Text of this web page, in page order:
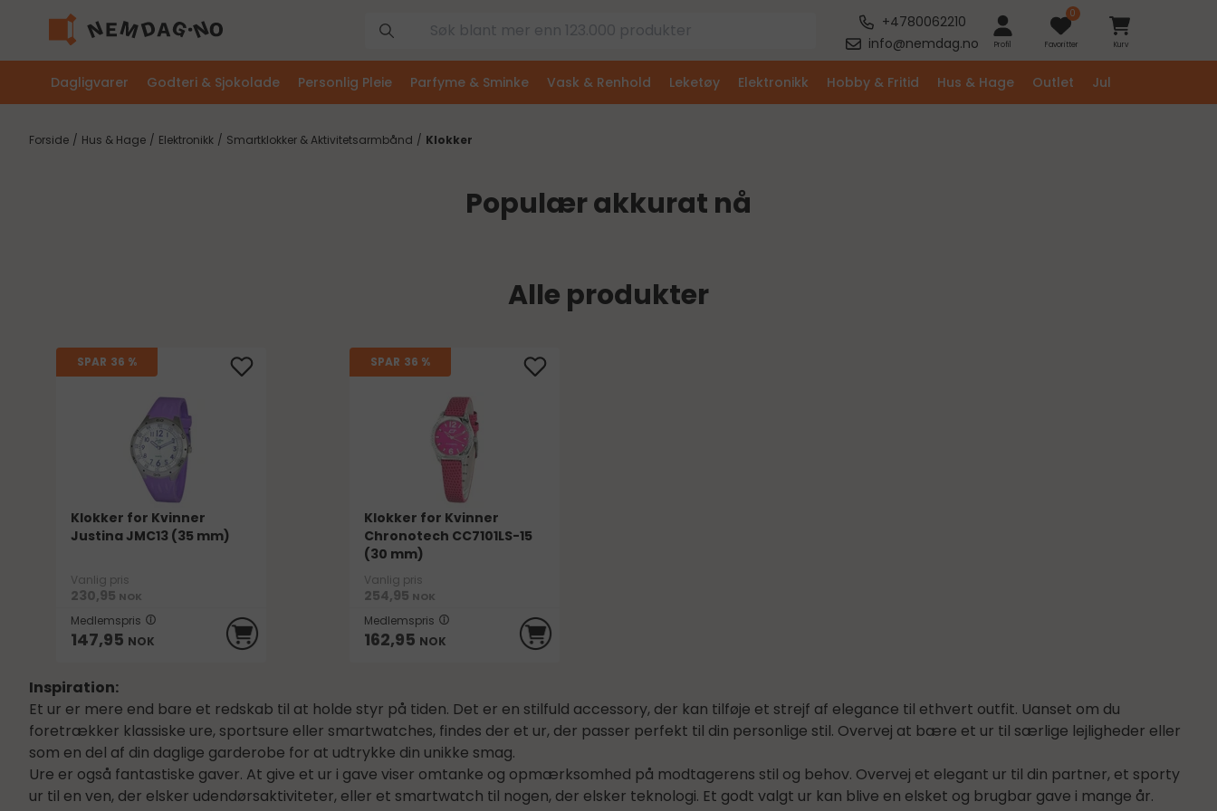
+4780062210
info@nemdag.no
Profil
0
Favoritter Kurv
Dagligvarer Godteri & Sjokolade Personlig Pleie Parfyme & Sminke Vask & Renhold Leketøy Elektronikk Hobby & Fritid Hus & Hage Outlet Jul
Forside / Hus & Hage / Elektronikk / Smartklokker & Aktivitetsarmbånd / Klokker
Populær akkurat nå
Alle produkter
SPAR 36 %
Klokker for Kvinner
Justina JMC13 (35 mm)
Vanlig pris
230,95 NOK
Medlemspris
147,95 NOK
SPAR 36 %
Klokker for Kvinner
Chronotech CC7101LS-15
(30 mm)
Vanlig pris
254,95 NOK
Medlemspris
162,95 NOK
Inspiration:
Et ur er mere end bare et redskab til at holde styr på tiden. Det er en stilfuld accessory, der kan tilføje et strejf af elegance til ethvert outfit. Uanset om du
foretrækker klassiske ure, sportsure eller smartwatches, findes der et ur, der passer perfekt til din personlige stil. Overvej at bære et ur til særlige lejligheder eller
som en del af din daglige garderobe for at udtrykke din unikke smag.
Ure er også fantastiske gaver. At give et ur i gave viser omtanke og opmærksomhed på modtagerens stil og behov. Overvej et elegant ur til din partner, et sporty
ur til en ven, der elsker udendørsaktiviteter, eller et smartwatch til nogen, der elsker teknologi. Et godt valgt ur kan blive en elsket og brugbar gave i mange år.